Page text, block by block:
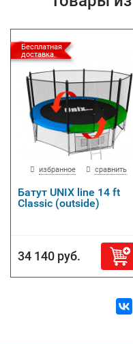
Бесплатная
доставка
избранное сравнить
Батут UNIX line 14 ft
Classic (outside)
34 140 руб.